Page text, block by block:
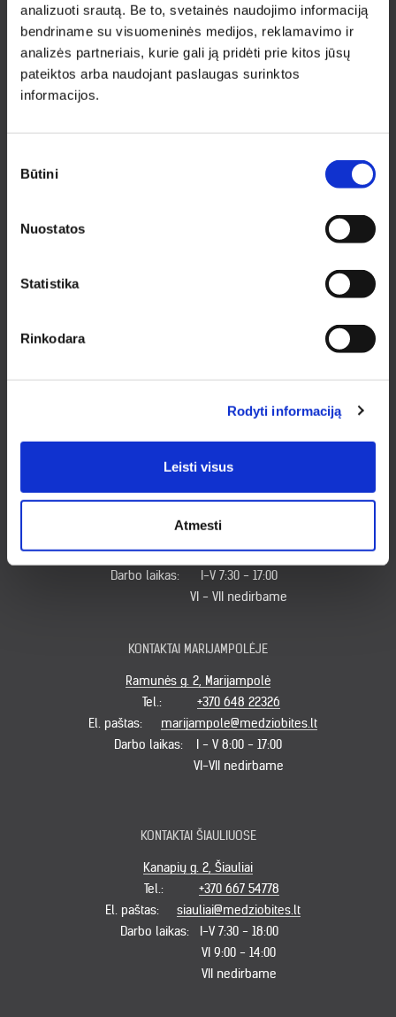
analizuoti srautą. Be to, svetainės naudojimo informaciją
bendriname su visuomeninės medijos, reklamavimo ir
analizės partneriais, kurie gali ją pridėti prie kitos jūsų
pateiktos arba naudojant paslaugas surinktos
informacijos.
pasirinkimas
Būtini
Nuostatos
Statistika
Rinkodara
Rodyti informaciją
Leisti visus
Atmesti
Apie medziobites.lt
PRENUMERUOTI
Darbo laikas:
I - V 7:30 - 18:00
VI 9:00 - 14:00
+370 620 49931
El. paštas:
klaipeda@medziobites.lt
Darbo laikas:
I-V 7:30 - 17:00
VI - VII nedirbame
KONTAKTAI MARIJAMPOLĖJE
Ramunės g. 2, Marijampolė
Tel.:
+370 648 22326
El. paštas:
marijampole@medziobites.lt
Darbo laikas:
I - V 8:00 - 17:00
VI-VII nedirbame
KONTAKTAI ŠIAULIUOSE
Kanapių g. 2, Šiauliai
Tel.:
+370 667 54778
El. paštas:
siauliai@medziobites.lt
Darbo laikas:
I-V 7:30 - 18:00
VI 9:00 - 14:00
VII nedirbame